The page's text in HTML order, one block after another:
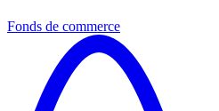
Fonds de commerce